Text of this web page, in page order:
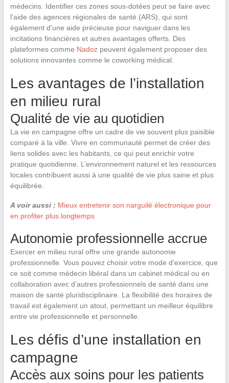
médecins. Identifier ces zones sous-dotées peut se faire avec
l’aide des agences régionales de santé (ARS), qui sont
également d’une aide précieuse pour naviguer dans les
incitations financières et autres avantages offerts. Des
plateformes comme Nadozpeuvent également proposer des
solutions innovantes comme le coworking médical.
Les avantages de l’installation
en milieu rural
Qualité de vie au quotidien
La vie en campagne offre un cadre de vie souvent plus paisible
comparé à la ville. Vivre en communauté permet de créer des
liens solides avec les habitants, ce qui peut enrichir votre
pratique quotidienne. L’environnement naturel et les ressources
locales contribuent aussi à une qualité de vie plus saine et plus
équilibrée.
A voir aussi : Mieux entretenir son narguilé électronique pour
en profiter plus longtemps
Autonomie professionnelle accrue
Exercer en milieu rural offre une grande autonomie
professionnelle. Vous pouvez choisir votre mode d’exercice, que
ce soit comme médecin libéral dans un cabinet médical ou en
collaboration avec d’autres professionnels de santé dans une
maison de santé pluridisciplinaire. La flexibilité des horaires de
travail est également un atout, permettant un meilleur équilibre
entre vie professionnelle et personnelle.
Les défis d’une installation en
campagne
Accès aux soins pour les patients